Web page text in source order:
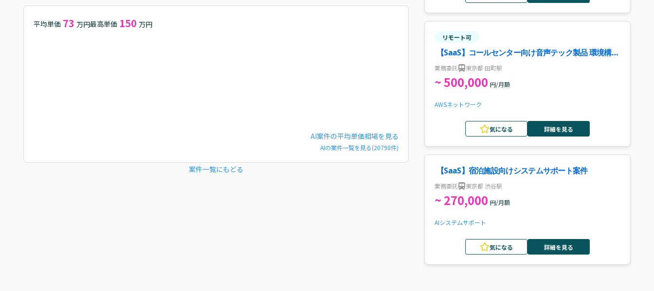
平均単価 73 万円最高単価 150 万円
AI案件の平均単価相場を見る
AIの案件一覧を見る(20798件)
案件一覧にもどる
リモート可
【SaaS】コールセンター向け音声テック製品 環境構築
支援案件・求人
業務委託 東京都 田町駅
~ 500,000 円/月額
AWSネットワーク
気になる 詳細を見る
【SaaS】宿泊施設向けシステムサポート案件
業務委託 東京都 渋谷駅
~ 270,000 円/月額
AIシステムサポート
気になる 詳細を見る